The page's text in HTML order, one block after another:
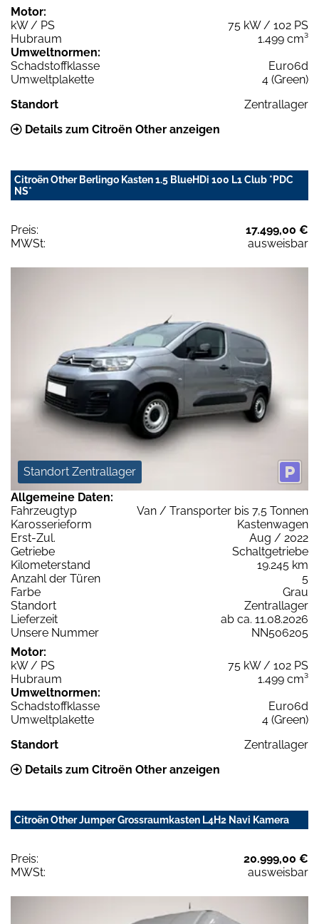
Motor:
kW / PS
75 kW / 102 PS
Hubraum
1.499 cm³
Umweltnormen:
Schadstoffklasse
Euro6d
Umweltplakette
4 (Green)
Standort
Zentrallager
Details zum Citroën Other anzeigen
Citroën Other Berlingo Kasten 1.5 BlueHDi 100 L1 Club *PDC
NS*
Preis:
17.499,00 €
MWSt:
ausweisbar
Standort Zentrallager
Allgemeine Daten:
Fahrzeugtyp
Van / Transporter bis 7,5 Tonnen
Karosserieform
Kastenwagen
Erst-Zul.
Aug / 2022
Getriebe
Schaltgetriebe
Kilometerstand
19.245 km
Anzahl der Türen
5
Farbe
Grau
Standort
Zentrallager
Lieferzeit
ab ca. 11.08.2026
Unsere Nummer
NN506205
Motor:
kW / PS
75 kW / 102 PS
Hubraum
1.499 cm³
Umweltnormen:
Schadstoffklasse
Euro6d
Umweltplakette
4 (Green)
Standort
Zentrallager
Details zum Citroën Other anzeigen
Citroën Other Jumper Grossraumkasten L4H2 Navi Kamera
Preis:
20.999,00 €
MWSt:
ausweisbar